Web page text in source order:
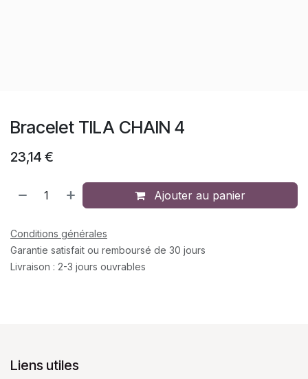
Bracelet TILA CHAIN 4
23,14 €
Ajouter au panier
Conditions générales
Garantie satisfait ou remboursé de 30 jours
Livraison : 2-3 jours ouvrables
Liens utiles